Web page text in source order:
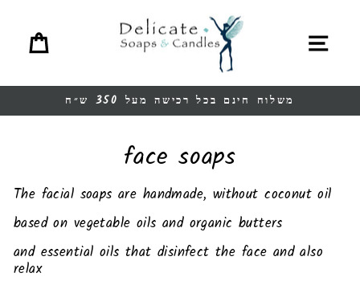
content
Site navigation
Pause
משלוח חינם בכל רכישה מעל 350 ש״ח
face soaps
The facial soaps are handmade, without coconut oil
based on vegetable oils and organic butters
and essential oils that disinfect the face and also
relax